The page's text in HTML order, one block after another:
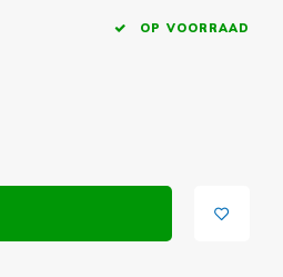
OP VOORRAAD